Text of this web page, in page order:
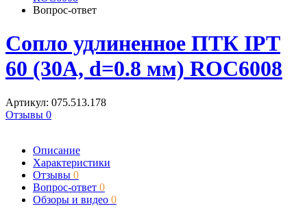
Вопрос-ответ
Сопло удлиненное ПТК IPT
60 (30A, d=0.8 мм) ROC6008
Артикул: 075.513.178
Отзывы 0
Описание
Характеристики
Отзывы 0
Вопрос-ответ 0
Обзоры и видео 0